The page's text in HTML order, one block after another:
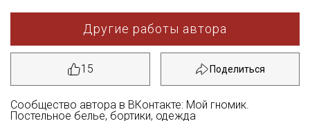
Другие работы автора
15
Сообщество автора в ВКонтакте: Мой гномик.
Постельное белье, бортики, одежда